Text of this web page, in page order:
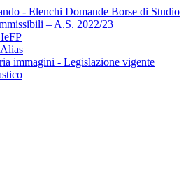
- Elenchi Domande Borse di Studio
– A.S. 2022/23
immagini - Legislazione vigente